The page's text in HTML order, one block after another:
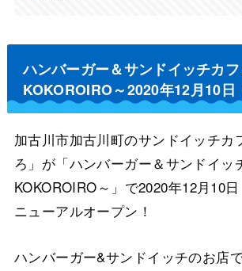
ハンバーガー＆サンドイッチカフ
KOKOROIRO～2020年12月10日
加古川市加古川町のサンドイッチカ
ろ」が「ハンバーガー＆サンドイッ
KOKOROIRO～」で2020年12月10
ニューアルオープン！
ハンバーガー&サンドイッチのお店